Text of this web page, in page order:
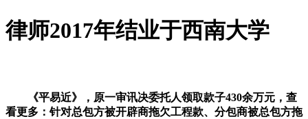
律师2017年结业于西南大学
《平易近》，原一审讯决委托人领取款子430余万元，查
看更多：针对总包方被开辟商拖欠工程款、分包商被总包方拖